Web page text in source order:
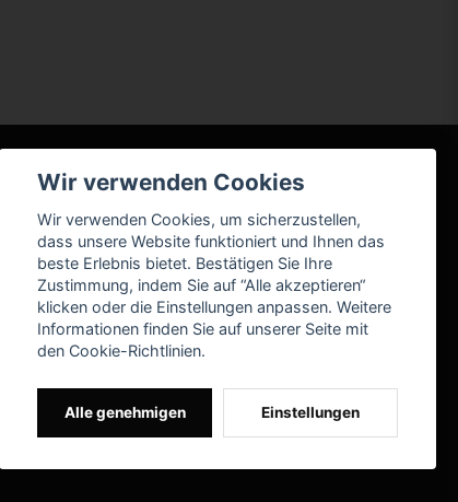
Wir verwenden Cookies
Wir verwenden Cookies, um sicherzustellen,
dass unsere Website funktioniert und Ihnen das
beste Erlebnis bietet. Bestätigen Sie Ihre
Zustimmung, indem Sie auf “Alle akzeptieren“
klicken oder die Einstellungen anpassen. Weitere
Informationen finden Sie auf unserer Seite mit
den Cookie-Richtlinien.
Alle genehmigen Einstellungen